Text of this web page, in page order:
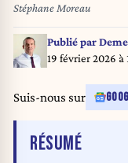
Stéphane Moreau
Publié par
19 février 2026 à
Suis-nous sur
RÉSUMÉDE